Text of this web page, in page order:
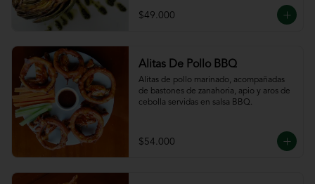
$49.000
Alitas De Pollo BBQ
Alitas de pollo marinado, acompañadas
de bastones de zanahoria, apio y aros de
cebolla servidas en salsa BBQ.
$54.000